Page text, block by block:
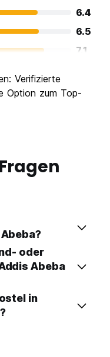
6.4
6.5
7.1
8.0
Verifizierte
Option zum Top-
oder
Abeba
in